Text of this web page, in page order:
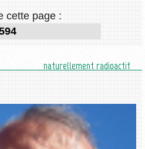
cette page :
naturellement radioactif